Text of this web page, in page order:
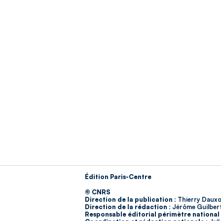
Édition Paris-Centre
© CNRS
Direction de la publication : Thierry
Direction de la rédaction : Jérôme
Responsable éditorial périmètre national